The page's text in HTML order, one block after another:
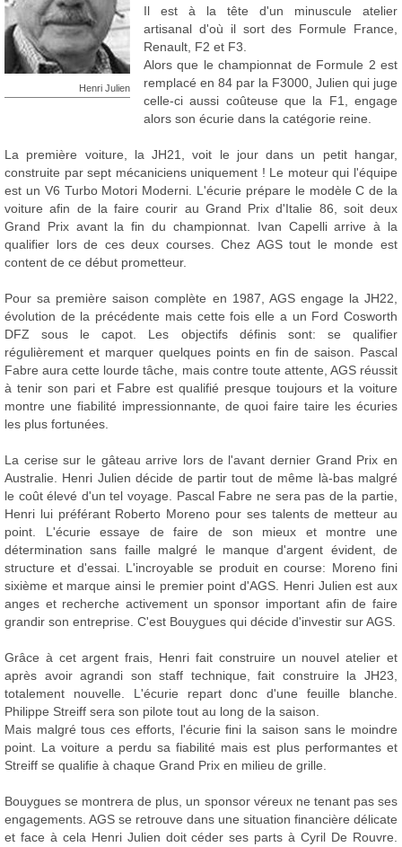
Henri Julien
Il est à la tête d'un minuscule atelier
artisanal d'où il sort des Formule France,
Renault, F2 et F3.
Alors que le championnat de Formule 2 est
remplacé en 84 par la F3000, Julien qui juge
celle-ci aussi coûteuse que la F1, engage
alors son écurie dans la catégorie reine.
La première voiture, la JH21, voit le jour dans un petit hangar,
construite par sept mécaniciens uniquement ! Le moteur qui l'équipe
est un V6 Turbo Motori Moderni. L'écurie prépare le modèle C de la
voiture afin de la faire courir au Grand Prix d'Italie 86, soit deux
Grand Prix avant la fin du championnat. Ivan Capelli arrive à la
qualifier lors de ces deux courses. Chez AGS tout le monde est
content de ce début prometteur.
Pour sa première saison complète en 1987, AGS engage la JH22,
évolution de la précédente mais cette fois elle a un Ford Cosworth
DFZ sous le capot. Les objectifs définis sont: se qualifier
régulièrement et marquer quelques points en fin de saison. Pascal
Fabre aura cette lourde tâche, mais contre toute attente, AGS réussit
à tenir son pari et Fabre est qualifié presque toujours et la voiture
montre une fiabilité impressionnante, de quoi faire taire les écuries
les plus fortunées.
La cerise sur le gâteau arrive lors de l'avant dernier Grand Prix en
Australie. Henri Julien décide de partir tout de même là-bas malgré
le coût élevé d'un tel voyage. Pascal Fabre ne sera pas de la partie,
Henri lui préférant Roberto Moreno pour ses talents de metteur au
point. L'écurie essaye de faire de son mieux et montre une
détermination sans faille malgré le manque d'argent évident, de
structure et d'essai. L'incroyable se produit en course: Moreno fini
sixième et marque ainsi le premier point d'AGS. Henri Julien est aux
anges et recherche activement un sponsor important afin de faire
grandir son entreprise. C'est Bouygues qui décide d'investir sur AGS.
Grâce à cet argent frais, Henri fait construire un nouvel atelier et
après avoir agrandi son staff technique, fait construire la JH23,
totalement nouvelle. L'écurie repart donc d'une feuille blanche.
Philippe Streiff sera son pilote tout au long de la saison.
Mais malgré tous ces efforts, l'écurie fini la saison sans le moindre
point. La voiture a perdu sa fiabilité mais est plus performantes et
Streiff se qualifie à chaque Grand Prix en milieu de grille.
Bouygues se montrera de plus, un sponsor véreux ne tenant pas ses
engagements. AGS se retrouve dans une situation financière délicate
et face à cela Henri Julien doit céder ses parts à Cyril De Rouvre.